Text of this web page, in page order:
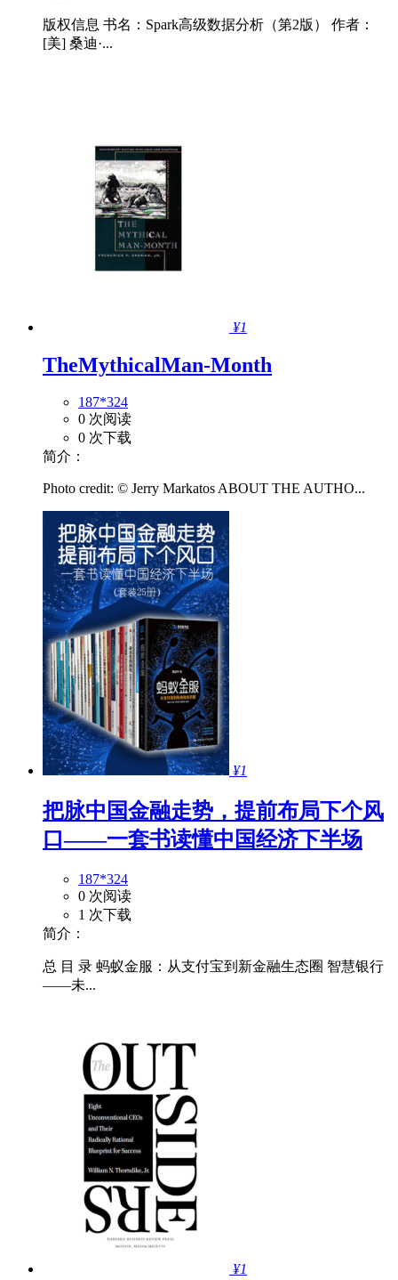
版权信息 书名：Spark高级数据分析（第2版） 作者：
[美] 桑迪·...
¥1
TheMythicalMan-Month
187*324
0 次阅读
0 次下载
简介：
Photo credit: © Jerry Markatos ABOUT THE AUTHO...
¥1
把脉中国金融走势，提前布局下个风
口——一套书读懂中国经济下半场
187*324
0 次阅读
1 次下载
简介：
总 目 录 蚂蚁金服：从支付宝到新金融生态圈 智慧银行
——未...
¥1